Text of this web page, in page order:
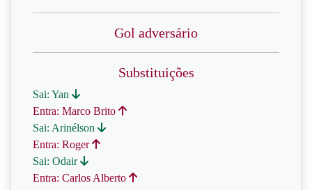
Gol adversário
Substituições
Sai: Yan
Entra: Marco Brito
Sai: Arinélson
Entra: Roger
Sai: Odair
Entra: Carlos Alberto